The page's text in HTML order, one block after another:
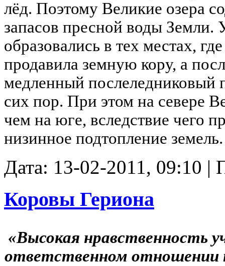
лёд. Поэтому Великие озера
запасов пресной воды Земли.
образовались в тех местах,
продавила земную кору, а
медленный послеледниковый
сих пор. При этом на севере
чем на юге, вследствие чего
низинное подтопление земель.
Дата: 13-02-2011, 09:10 |
Коровы Гериона
«Высокая нравственность
ответственном отношении